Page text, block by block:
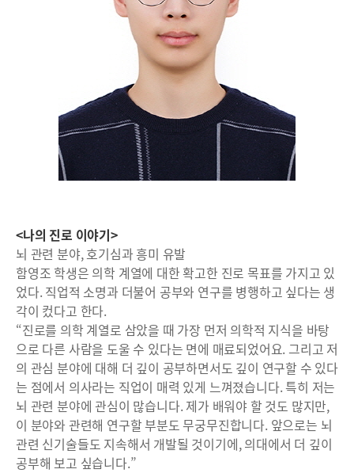
<나의 진로 이야기>
뇌 관련 분야, 호기심과 흥미 유발
함영조 학생은 의학 계열에 대한 확고한 진로 목표를 가지고 있
었다. 직업적 소명과 더불어 공부와 연구를 병행하고 싶다는 생
각이 컸다고 한다.
“진로를 의학 계열로 삼았을 때 가장 먼저 의학적 지식을 바탕
으로 다른 사람을 도울 수 있다는 면에 매료되었어요. 그리고 저
의 관심 분야에 대해 더 깊이 공부하면서도 깊이 연구할 수 있다
는 점에서 의사라는 직업이 매력 있게 느껴졌습니다. 특히 저는
뇌 관련 분야에 관심이 많습니다. 제가 배워야 할 것도 많지만,
이 분야와 관련해 연구할 부분도 무궁무진합니다. 앞으로는 뇌
관련 신기술들도 지속해서 개발될 것이기에, 의대에서 더 깊이
공부해 보고 싶습니다.”